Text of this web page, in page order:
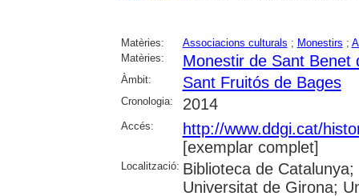
Matèries: Associacions culturals ; Monestirs ;
Matèries:
Monestir de Sant Benet
Àmbit: Sant Fruitós de Bages
Cronologia: 2014
Accés:
http://www.ddgi.cat/
[exemplar complet]
Localització: Biblioteca de
Universitat de Girona;